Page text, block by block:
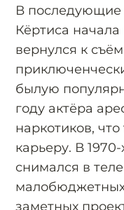
В последующие
Кёртиса
вернулся к
былую
году актёра
наркотиков,
карьеру. В
снимался в
заметных